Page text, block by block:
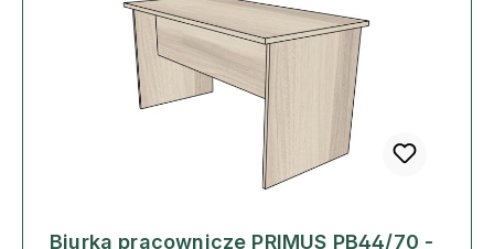
Biurka pracownicze PRIMUS PB44/70 -